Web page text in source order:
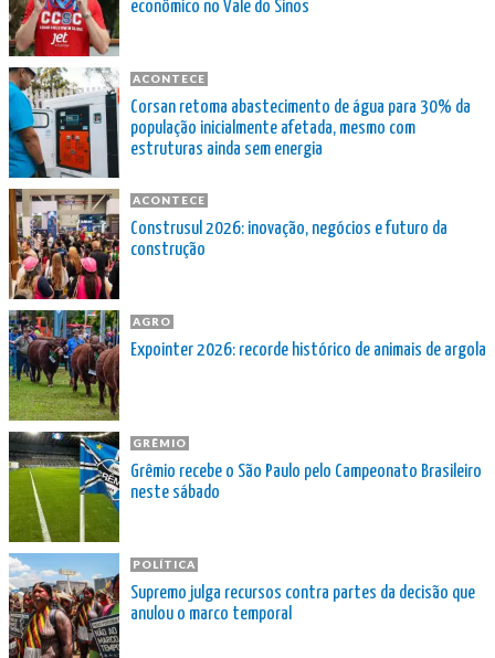
econômico no Vale do Sinos
ACONTECE
Corsan retoma abastecimento de água para 30% da
população inicialmente afetada, mesmo com
estruturas ainda sem energia
ACONTECE
Construsul 2026: inovação, negócios e futuro da
construção
AGRO
Expointer 2026: recorde histórico de animais de argola
GRÊMIO
Grêmio recebe o São Paulo pelo Campeonato Brasileiro
neste sábado
POLÍTICA
Supremo julga recursos contra partes da decisão que
anulou o marco temporal